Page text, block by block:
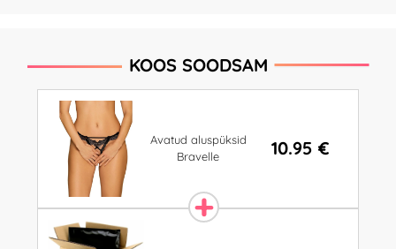
KOOS SOODSAM
Avatud aluspüksid
Bravelle
10.95 €